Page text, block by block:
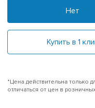
Нет
Купить в 1
*Цена действительна только
отличаться от цен в